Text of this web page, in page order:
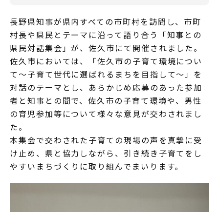
長野県知事が県内すべての市町村を訪問し、市町
村長や県民とテーマに沿って語り合う「知事との
県民対話集会」が、佐久市にて開催されました。
佐久市においては、「佐久市の子育て環境につい
て～子育て世代に選ばれるまちを目指して～」を
対話のテーマとし、あらかじめ応募のあった参加
者と知事との間で、佐久市の子育て環境や、男性
の育児参加等について様々な意見が交わされまし
た。
本集会で交わされた子育ての現場の声を真摯に受
け止め、県と協力しながら、引き続き子育てをし
やすいまちづくりに取り組んでまいります。